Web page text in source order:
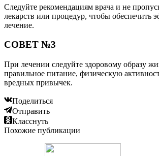
Следуйте рекомендациям врача и не
лекарств или процедур, чтобы обеспечить
лечение.
СОВЕТ №3
При лечении следуйте здоровому образу
правильное питание, физическую
вредных привычек.
Поделиться
Отправить
Класснуть
Похожие публикации